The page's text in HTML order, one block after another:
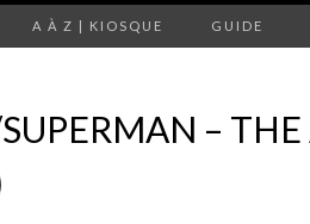
A À Z | KIOSQUE GUIDE
– THE